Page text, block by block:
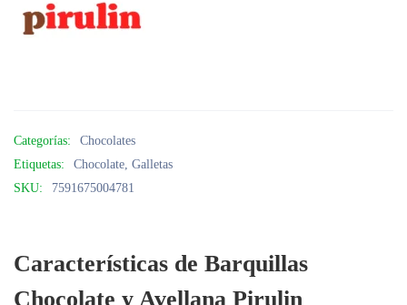
Categorías:
Chocolates
Etiquetas:
Chocolate, Galletas
SKU:
7591675004781
Características de Barquillas
Chocolate y Avellana Pirulin